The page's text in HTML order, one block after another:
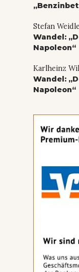
Stefan Weidle
Wandel:
Napoleon“
Karlheinz
Wandel:
Napoleon“